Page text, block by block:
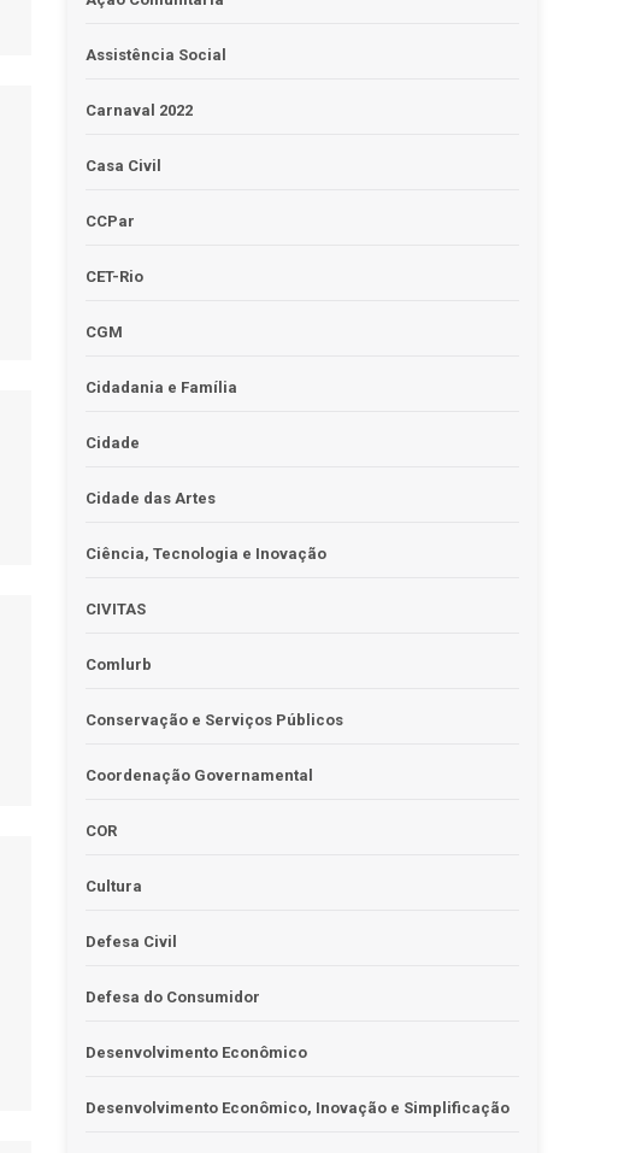
Assistência Social
Carnaval 2022
Casa Civil
CCPar
CET-Rio
CGM
Cidadania e Família
Cidade
Cidade das Artes
Ciência, Tecnologia e Inovação
CIVITAS
Comlurb
Conservação e Serviços Públicos
Coordenação Governamental
COR
Cultura
Defesa Civil
Defesa do Consumidor
Desenvolvimento Econômico
Desenvolvimento Econômico, Inovação e Simplificação